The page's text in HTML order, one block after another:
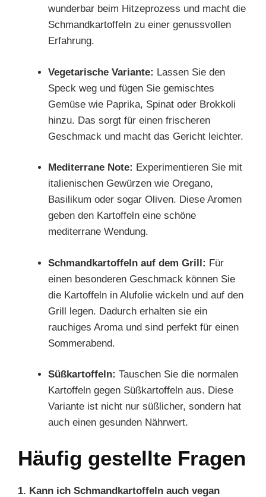
wunderbar beim Hitzeprozess und macht die
Schmandkartoffeln zu einer genussvollen
Erfahrung.
Vegetarische Variante: Lassen Sie den
Speck weg und fügen Sie gemischtes
Gemüse wie Paprika, Spinat oder Brokkoli
hinzu. Das sorgt für einen frischeren
Geschmack und macht das Gericht leichter.
Mediterrane Note: Experimentieren Sie mit
italienischen Gewürzen wie Oregano,
Basilikum oder sogar Oliven. Diese Aromen
geben den Kartoffeln eine schöne
mediterrane Wendung.
Schmandkartoffeln auf dem Grill: Für
einen besonderen Geschmack können Sie
die Kartoffeln in Alufolie wickeln und auf den
Grill legen. Dadurch erhalten sie ein
rauchiges Aroma und sind perfekt für einen
Sommerabend.
Süßkartoffeln: Tauschen Sie die normalen
Kartoffeln gegen Süßkartoffeln aus. Diese
Variante ist nicht nur süßlicher, sondern hat
auch einen gesunden Nährwert.
Häufig gestellte Fragen
1. Kann ich Schmandkartoffeln auch vegan